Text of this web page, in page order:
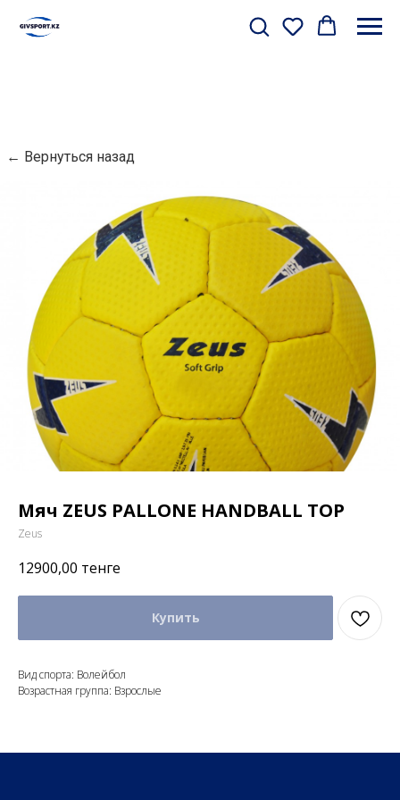
← Вернуться назад
Мяч ZEUS PALLONE HANDBALL TOP
Zeus
12900,00 тенге
Купить
Вид спорта: Волейбол
Возрастная группа: Взрослые